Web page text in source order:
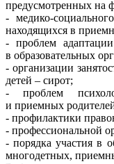
предусмотренных на
- медико-
находящихся в
- проблем
в образовательных
- организации
детей – сирот;
- проблем
и приемных
- профилактики
- профессиональной
- порядка участия в
многодетных,